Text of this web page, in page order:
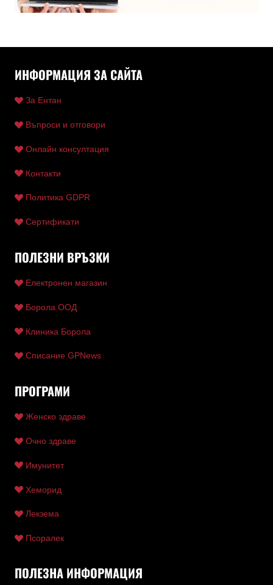
ИНФОРМАЦИЯ ЗА САЙТА
За Ентан
Въпроси и отговори
Онлайн консултация
Контакти
Политика GDPR
Сертификати
ПОЛЕЗНИ ВРЪЗКИ
Електронен магазин
Борола ООД
Клиника Борола
Списание GPNews
ПРОГРАМИ
Женско здраве
Очно здраве
Имунитет
Хеморид
Лекзема
Псоралек
ПОЛЕЗНА ИНФОРМАЦИЯ